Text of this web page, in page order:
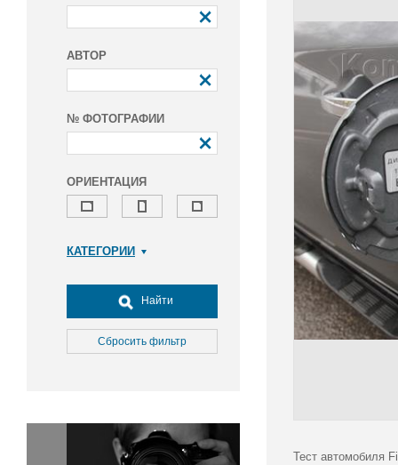
АВТОР
№ ФОТОГРАФИИ
ОРИЕНТАЦИЯ
КАТЕГОРИИ
Досуг, туризм и отдых
Культура
Медицина
Окружающая среда
Политика
Найти
Сбросить фильтр
Тест автомобиля